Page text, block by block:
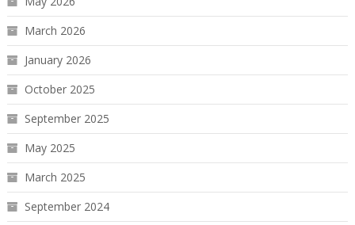
March 2026
January 2026
October 2025
September 2025
May 2025
March 2025
September 2024